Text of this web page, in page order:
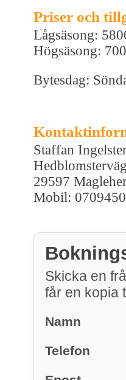
Priser och
Lågsäsong:
Högsäsong:
Bytesdag:
Staffan
29597
Mobil:
Skicka en
får en kopia
Namn
Telefon